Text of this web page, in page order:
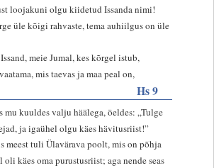
loojakuni olgu kiidetud Issanda nimi!
üle kõigi rahvaste, tema auhiilgus on üle
meie Jumal, kes kõrgel istub,
mis taevas ja maa peal on,
Hs 9
mu kuuldes valju häälega, öeldes: „Tulge
ja igaühel olgu käes hävitusriist!”
meest tuli Ülavärava poolt, mis on põhja
käes oma purustusriist; aga nende seas